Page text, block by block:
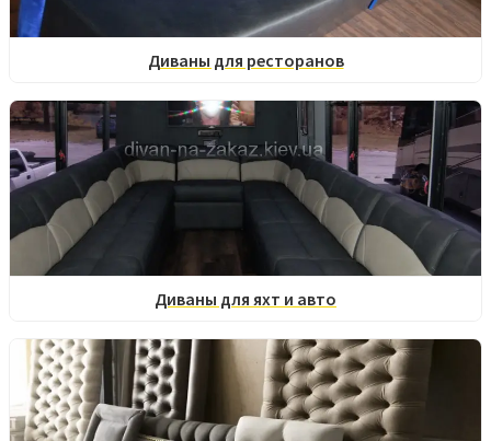
Диваны для ресторанов
Диваны для яхт и авто